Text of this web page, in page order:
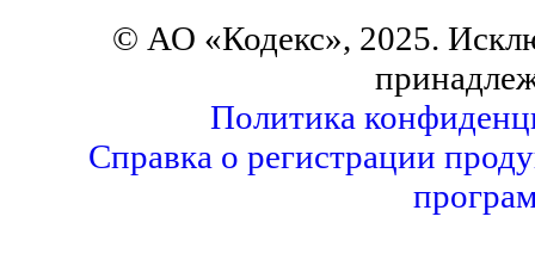
© АО «Кодекс», 2025.
Политика
Справка о регистрации